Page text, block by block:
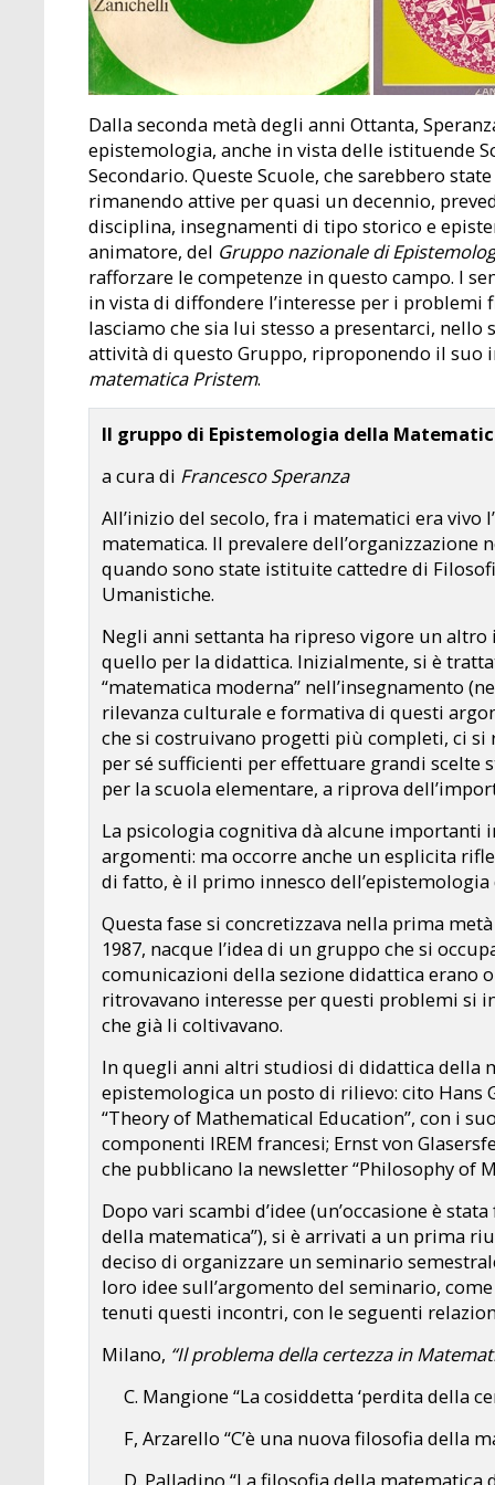
Dalla seconda metà degli anni Ottanta,
epistemologia, anche in vista delle istituende
Secondario. Queste Scuole, che sarebbero
rimanendo attive per quasi un decennio,
disciplina, insegnamenti di tipo storico e
animatore, del Gruppo nazionale di
rafforzare le competenze in questo campo. I
in vista di diffondere l’interesse per i
lasciamo che sia lui stesso a presentarci,
attività di questo Gruppo, riproponendo il suo
matematica Pristem.
Il gruppo di Epistemologia della
a cura di Francesco Speranza
All’inizio del secolo, fra i matematici era
matematica. Il prevalere dell’organizzazione
quando sono state istituite cattedre di
Umanistiche.
Negli anni settanta ha ripreso vigore un
quello per la didattica. Inizialmente, si è
“matematica moderna” nell’insegnamento
rilevanza culturale e formativa di questi
che si costruivano progetti più completi, ci si
per sé sufficienti per effettuare grandi
per la scuola elementare, a riprova
La psicologia cognitiva dà alcune importanti
argomenti: ma occorre anche un esplicita
di fatto, è il primo innesco
Questa fase si concretizzava nella prima
1987, nacque l’idea di un gruppo che si
comunicazioni della sezione didattica erano
ritrovavano interesse per questi problemi si
che già li coltivavano.
In quegli anni altri studiosi di didattica della
epistemologica un posto di rilievo: cito Hans
“Theory of Mathematical Education”, con i
componenti IREM francesi; Ernst von
che pubblicano la newsletter “Philosophy of
Dopo vari scambi d’idee (un’occasione è
della matematica”), si è arrivati a un prima
deciso di organizzare un seminario
loro idee sull’argomento del seminario,
tenuti questi incontri, con le seguenti
Milano, “Il problema della certezza in
C. Mangione “La cosiddetta ‘perdita della
F, Arzarello “C’è una nuova filosofia della